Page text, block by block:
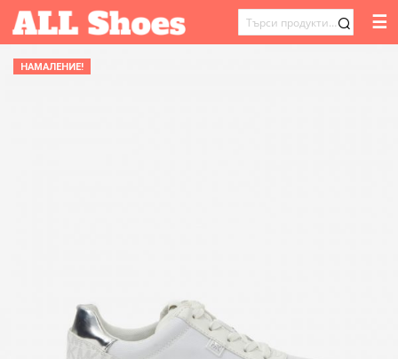
ТЪРСЕНЕ
☰
НАМАЛЕНИЕ!